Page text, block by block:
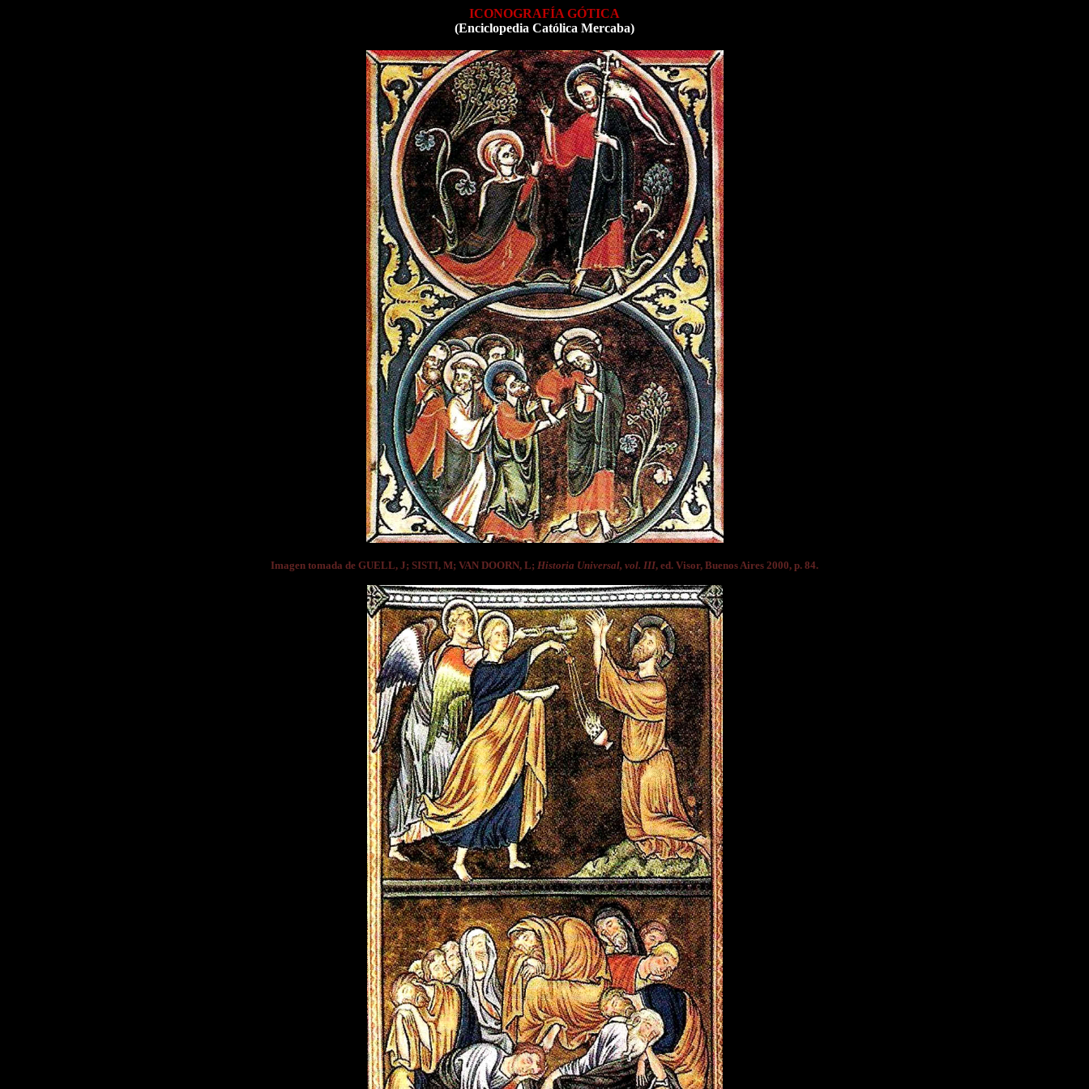
ICONOGRAFÍA GÓTICA
(Enciclopedia Católica Mercaba)
Imagen tomada de GUELL, J; SISTI, M; VAN DOORN, L; Historia Universal, vol. III, ed. Visor, Buenos Aires 2000, p. 84.